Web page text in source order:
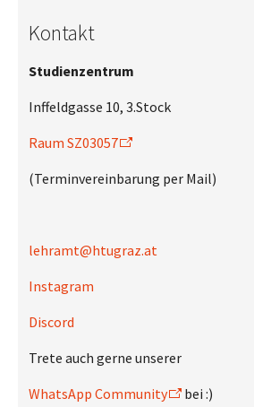
Kontakt
Studienzentrum
Inffeldgasse 10, 3.Stock
Raum SZ03057
(Terminvereinbarung per Mail)
lehramt@htugraz.at
Instagram
Discord
Trete auch gerne unserer
WhatsApp Community
bei :)